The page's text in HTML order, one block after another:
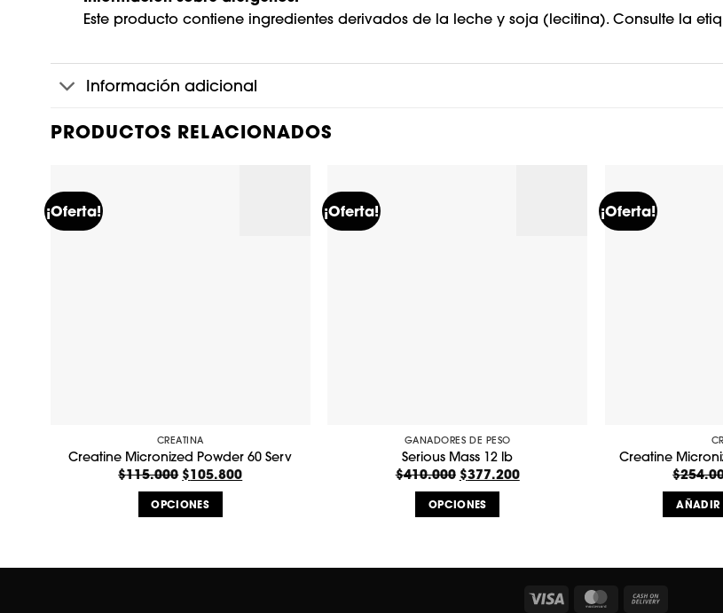
Este producto contiene ingredientes derivados de la leche y soja (lecitina). Consulte la
Información adicional
PRODUCTOS RELACIONADOS
¡Oferta!
CREATINA
Creatine Micronized Powder 60 Serv
$115.000 El
precio
original
era:
$105.800El
precio
OPCIONES
tiene
¡Oferta!
GANADORES DE PESO
Serious Mass 12 lb
$410.000 El
precio
original
era:
$377.200El
precio
OPCIONES
tiene
¡Oferta!
Creatine
$
Visa MasterCard